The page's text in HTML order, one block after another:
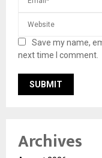
Save my name,
next time I comment.
Archives